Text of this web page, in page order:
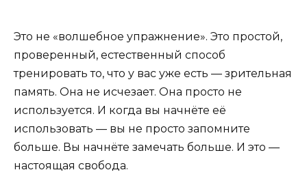
Это не «волшебное упражнение». Это простой,
проверенный, естественный способ
тренировать то, что у вас уже есть — зрительная
память. Она не исчезает. Она просто не
используется. И когда вы начнёте её
использовать — вы не просто запомните
больше. Вы начнёте замечать больше. И это —
настоящая свобода.